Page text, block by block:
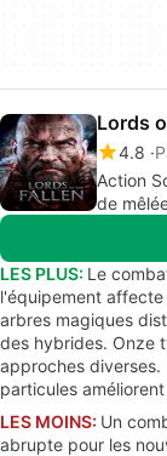
Lords
4.8
Action
de
LES PLUS: Le
l'équipement
arbres magiques
des hybrides. Onze
approches diverses.
particules
LES MOINS: Un
abrupte pour les